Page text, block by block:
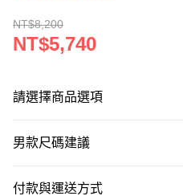
NT$8,200
NT$5,740
請選擇商品選項
男款尺碼建議
付款與運送方式